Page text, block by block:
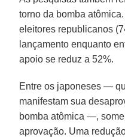
torno da bomba
eleitores republicanos
lançamento enquanto
apoio se reduz a 52%.
Entre os japoneses —
manifestam sua
bomba atômica —,
aprovação. Uma